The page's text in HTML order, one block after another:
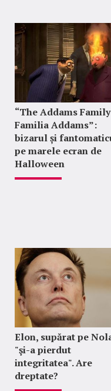
“The Addams
Familia Addams”:
bizarul și
pe marele ecran de
Halloween
Elon, supărat pe
"şi-a pierdut
integritatea". Are
dreptate?